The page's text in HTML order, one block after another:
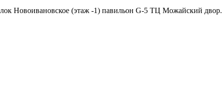
Новоивановское (этаж -1) павильон G-5 ТЦ Можайский двор.